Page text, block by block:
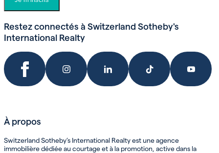
Restez connectés à Switzerland Sotheby's
International Realty
À propos
Switzerland Sotheby’s International Realty est une agence
immobilière dédiée au courtage et à la promotion, active dans la